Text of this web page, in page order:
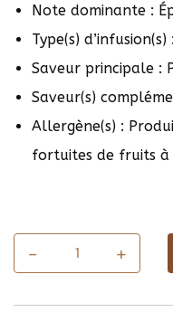
Note dominante :
Type(s) d’infusion(s)
Saveur principale :
Saveur(s)
Allergène(s) :
fortuites de fruits à
-
quantité
de
+